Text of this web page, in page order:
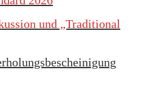
und „Traditional